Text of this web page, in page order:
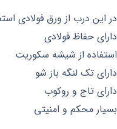
در این درب از ورق فولادی
دارای حفاظ فولادی
استفاده از شیشه سکوریت
دارای تک لنگه باز شو
دارای تاج و روکوب
بسیار محکم و امنیتی